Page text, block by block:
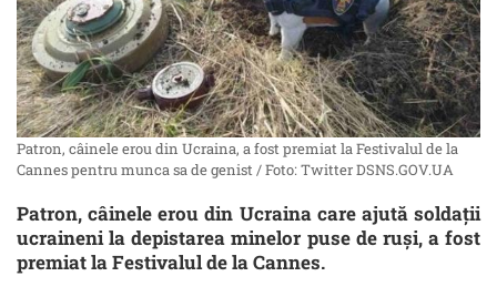
Patron, câinele erou din Ucraina, a fost premiat la Festivalul de la
Cannes pentru munca sa de genist / Foto: Twitter DSNS.GOV.UA
Patron, câinele erou din Ucraina care ajută soldații
ucraineni la depistarea minelor puse de ruși, a fost
premiat la Festivalul de la Cannes.